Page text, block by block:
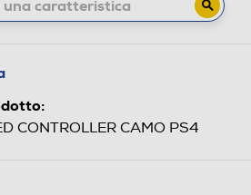
CONTROLLER CAMO PS4